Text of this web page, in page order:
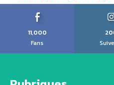
11,000
Fans